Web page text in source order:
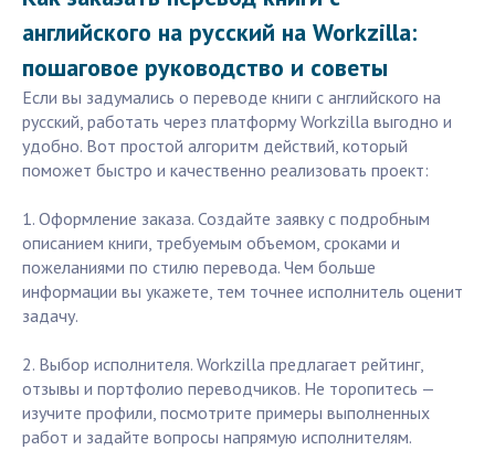
английского на русский на Workzilla:
пошаговое руководство и советы
Если вы задумались о переводе книги с английского на
русский, работать через платформу Workzilla выгодно и
удобно. Вот простой алгоритм действий, который
поможет быстро и качественно реализовать проект:
1. Оформление заказа. Создайте заявку с подробным
описанием книги, требуемым объемом, сроками и
пожеланиями по стилю перевода. Чем больше
информации вы укажете, тем точнее исполнитель оценит
задачу.
2. Выбор исполнителя. Workzilla предлагает рейтинг,
отзывы и портфолио переводчиков. Не торопитесь —
изучите профили, посмотрите примеры выполненных
работ и задайте вопросы напрямую исполнителям.